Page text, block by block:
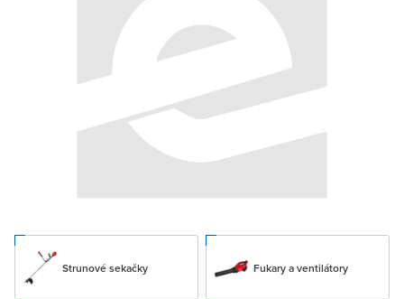
Strunové sekačky Fukary a ventilátory